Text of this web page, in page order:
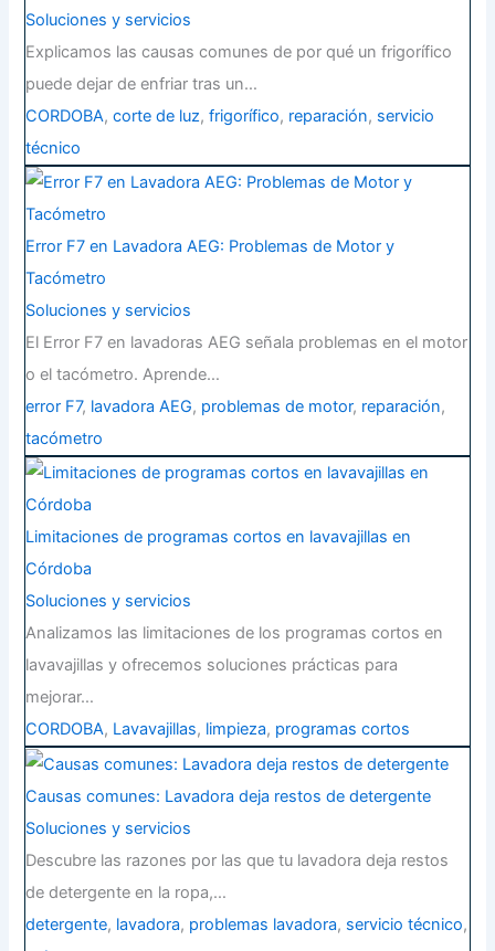
Soluciones y servicios
Explicamos las causas comunes de por qué un frigorífico
puede dejar de enfriar tras un…
CORDOBA,corte de luz,frigorífico, reparación, servicio
técnico
Error F7 en Lavadora AEG: Problemas de Motor y
Tacómetro
Soluciones y servicios
El Error F7 en lavadoras AEG señala problemas en el motor
o el tacómetro. Aprende…
error F7, lavadora AEG, problemas de motor, reparación,
tacómetro
Limitaciones de programas cortos en lavavajillas en
Córdoba
Soluciones y servicios
Analizamos las limitaciones de los programas cortos en
lavavajillas y ofrecemos soluciones prácticas para
mejorar…
CORDOBA, Lavavajillas, limpieza, programas cortos
Causas comunes: Lavadora deja restos de detergente
Soluciones y servicios
Descubre las razones por las que tu lavadora deja restos
de detergente en la ropa,…
detergente, lavadora, problemas lavadora, servicio técnico,